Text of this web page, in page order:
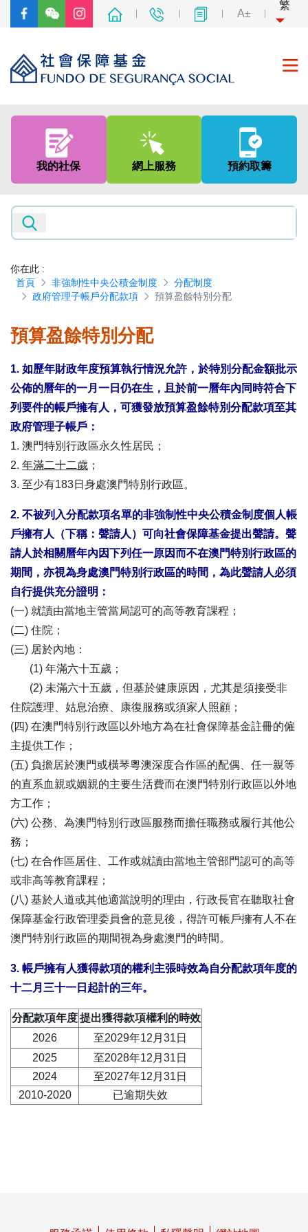
A±
繁
關於我們
專題網頁
表格下載區
我的社保 網上服務 預約取籌
你在此 :
首頁
非強制性中央公積金制度
分配制度
政府管理子帳戶分配款項
預算盈餘特別分配
預算盈餘特別分配
1. 如歷年財政年度預算執行情況允許，於特別分配金額批示
公佈的曆年的一月一日仍在生，且於前一曆年內同時符合下
列要件的帳戶擁有人，可獲發放預算盈餘特別分配款項至其
政府管理子帳戶：
1. 澳門特別行政區永久性居民；
2. 年滿二十二歲 ；
3. 至少有183日身處澳門特別行政區。
2. 不被列入分配款項名單的非強制性中央公積金制度個人帳
戶擁有人（下稱：聲請人）可向社會保障基金提出聲請。聲
請人於相關曆年內因下列任一原因而不在澳門特別行政區的
期間，亦視為身處澳門特別行政區的時間，為此聲請人必須
自行提供充分證明：
(一) 就讀由當地主管當局認可的高等教育課程；
(二) 住院；
(三) 居於內地：
(1) 年滿六十五歲；
(2) 未滿六十五歲，但基於健康原因，尤其是須接受非
住院護理、姑息治療、康復服務或須家人照顧；
(四) 在澳門特別行政區以外地方為在社會保障基金註冊的僱
主提供工作；
(五) 負擔居於澳門或橫琴粵澳深度合作區的配偶、任一親等
的直系血親或姻親的主要生活費而在澳門特別行政區以外地
方工作；
(六) 公務、為澳門特別行政區服務而擔任職務或履行其他公
務；
(七) 在合作區居住、工作或就讀由當地主管部門認可的高等
或非高等教育課程；
(八) 基於人道或其他適當說明的理由，行政長官在聽取社會
保障基金行政管理委員會的意見後，得許可帳戶擁有人不在
澳門特別行政區的期間視為身處澳門的時間。
3. 帳戶擁有人獲得款項的權利主張時效為自分配款項年度的
十二月三十一日起計的三年。
分配款項年度提出獲得款項權利的時效
2026
至2029年12月31日
2025
至2028年12月31日
2024
至2027年12月31日
2010-2020
已逾期失效